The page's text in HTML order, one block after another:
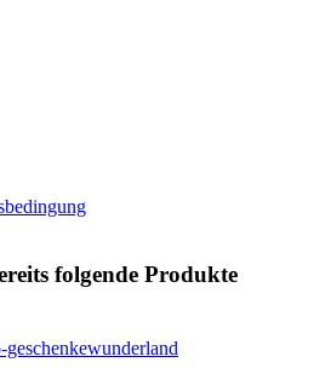
folgende Produkte